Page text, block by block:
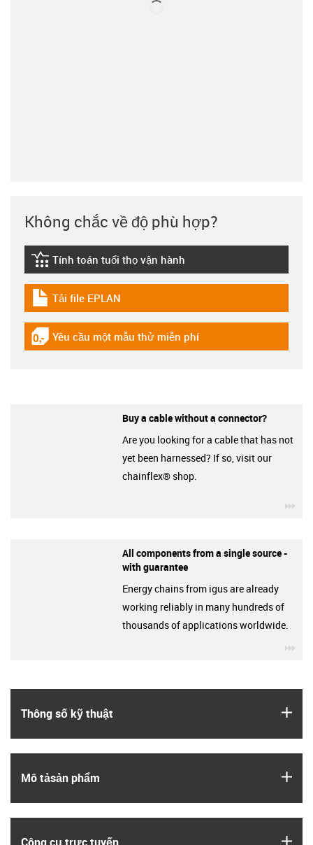
Thông số kỹ thuật
Mô tả­sản phẩm
Không chắc về độ phù hợp?
igus-icon-lebensdauerrechner
Tính toán tuổi thọ vận hành
igus-icon-download-plan
Tải file EPLAN
igus-icon-gratismuster
Yêu cầu một mẫu thử miễn phí
Buy a cable without a connector?
Are you looking for a cable that has not
yet been harnessed? If so, visit our
chainflex® shop.
All components from a single source -
with guarantee
Energy chains from igus are already
working reliably in many hundreds of
thousands of applications worldwide.